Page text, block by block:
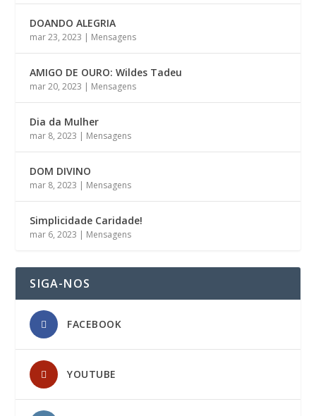
DOANDO ALEGRIA
mar 23, 2023 | Mensagens
AMIGO DE OURO: Wildes Tadeu
mar 20, 2023 | Mensagens
Dia da Mulher
mar 8, 2023 | Mensagens
DOM DIVINO
mar 8, 2023 | Mensagens
Simplicidade Caridade!
mar 6, 2023 | Mensagens
SIGA-NOS
FACEBOOK
YOUTUBE